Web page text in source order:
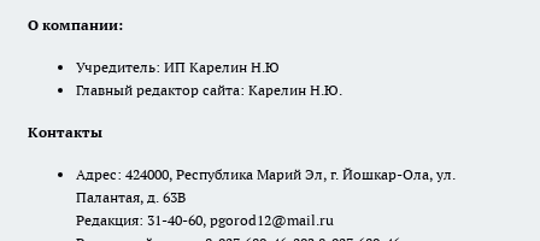
О компании:
Учредитель: ИП Карелин Н.Ю
Главный редактор сайта: Карелин Н.Ю.
Контакты
Адрес: 424000, Республика Марий Эл, г. Йошкар-Ола, ул.
Палантая, д. 63В
Редакция: 31-40-60, pgorod12@mail.ru